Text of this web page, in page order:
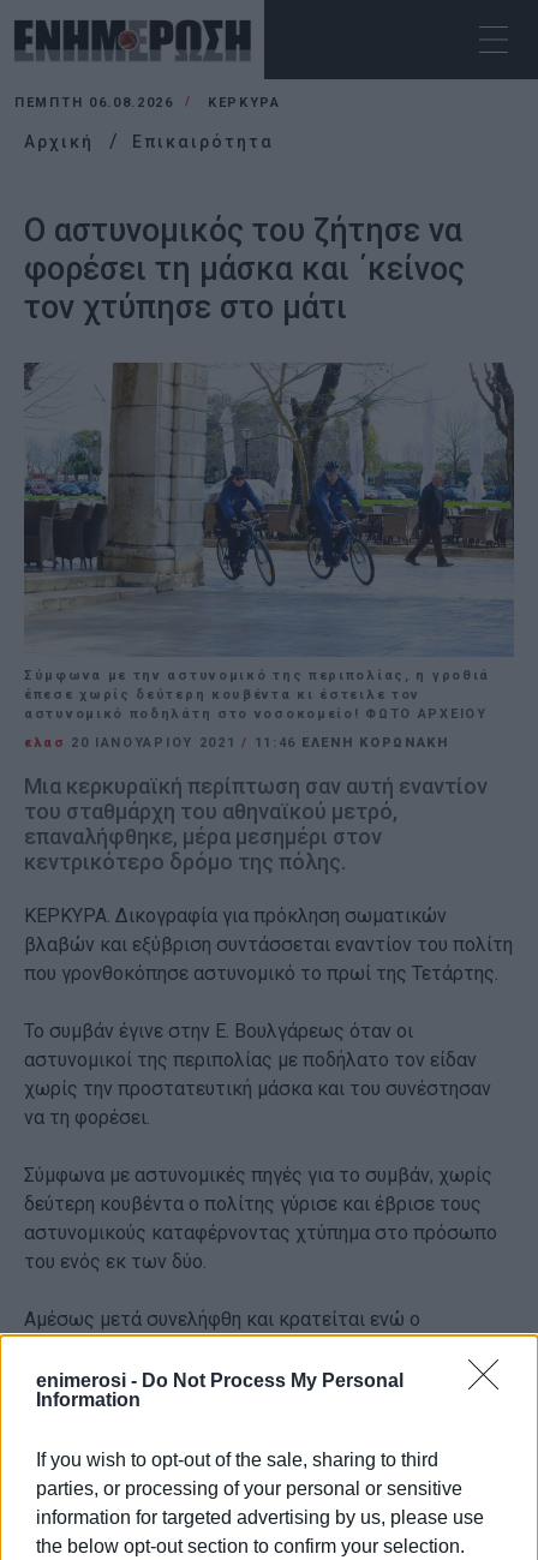
enimerosi - Do Not Process My Personal
Information
If you wish to opt-out of the sale, sharing to third
parties, or processing of your personal or sensitive
information for targeted advertising by us, please use
the below opt-out section to confirm your selection.
ΠΈΜΠΤΗ 06.08.2026 ΚΕΡΚΥΡΑ
Αρχική Επικαιρότητα
Ο αστυνομικός του ζήτησε να
φορέσει τη μάσκα και ΄κείνος
τον χτύπησε στο μάτι
Σύμφωνα με την αστυνομικό της περιπολίας, η γροθιά
έπεσε χωρίς δεύτερη κουβέντα κι έστειλε τον
αστυνομικό ποδηλάτη στο νοσοκομείο! ΦΩΤΟ ΑΡΧΕΙΟΥ
ελασ
20 ΙΑΝΟΥΑΡΊΟΥ 2021/ 11:46 ΕΛΕΝΗ ΚΟΡΩΝΑΚΗ
Μια κερκυραϊκή περίπτωση σαν αυτή εναντίον
του σταθμάρχη του αθηναϊκού μετρό,
επαναλήφθηκε, μέρα μεσημέρι στον
κεντρικότερο δρόμο της πόλης.
ΚΕΡΚΥΡΑ. Δικογραφία για πρόκληση σωματικών
βλαβών και εξύβριση συντάσσεται εναντίον του πολίτη
που γρονθοκόπησε αστυνομικό το πρωί της Τετάρτης.
Το συμβάν έγινε στην Ε. Βουλγάρεως όταν οι
αστυνομικοί της περιπολίας με ποδήλατο τον είδαν
χωρίς την προστατευτική μάσκα και του συνέστησαν
να τη φορέσει.
Σύμφωνα με αστυνομικές πηγές για το συμβάν, χωρίς
δεύτερη κουβέντα ο πολίτης γύρισε και έβρισε τους
αστυνομικούς καταφέρνοντας χτύπημα στο πρόσωπο
του ενός εκ των δύο.
Αμέσως μετά συνελήφθη και κρατείται ενώ ο
πρώτες βοήθειες και σύμφωνα με τις ίδιες πηγές το
χτύπημα είναι στο μάτι του, όπου είναι πιθανόν να
Εμφανίσεις: 138